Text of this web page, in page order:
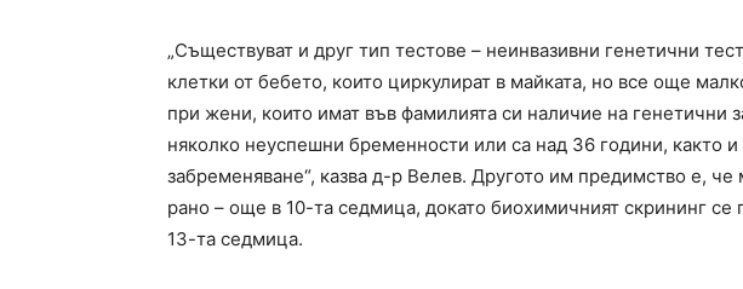
„Съществуват и друг тип тестове – неинвазивни генетични
клетки от бебето, които циркулират в майката, но все още
при жени, които имат във фамилията си наличие на генетични
няколко неуспешни бременности или са над 36 години, както и
забременяване“, казва д-р Велев. Другото им предимство е, че
рано – още в 10-та седмица, докато биохимичният скрининг
13-та седмица.